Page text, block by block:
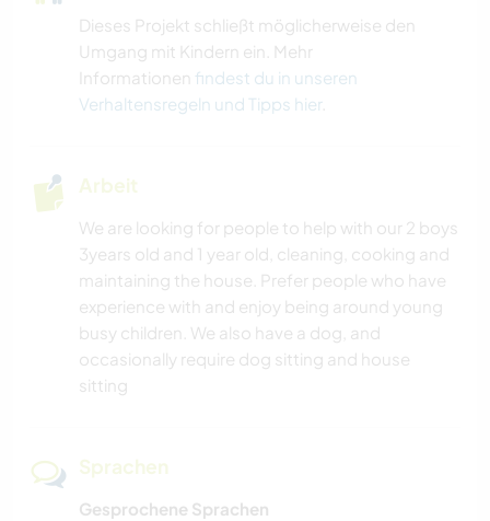
Dieses Projekt schließt möglicherweise den
Umgang mit Kindern ein. Mehr
Informationen findest du in unseren
Verhaltensregeln und Tipps hier.
Arbeit
We are looking for people to help with our 2 boys
3years old and 1 year old, cleaning, cooking and
maintaining the house. Prefer people who have
experience with and enjoy being around young
busy children. We also have a dog, and
occasionally require dog sitting and house
sitting
Sprachen
Gesprochene Sprachen